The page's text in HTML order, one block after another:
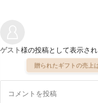
ゲスト様の投稿として表示され
贈られたギフトの売上